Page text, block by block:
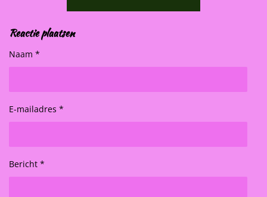
Reactie plaatsen
Naam *
E-mailadres *
Bericht *